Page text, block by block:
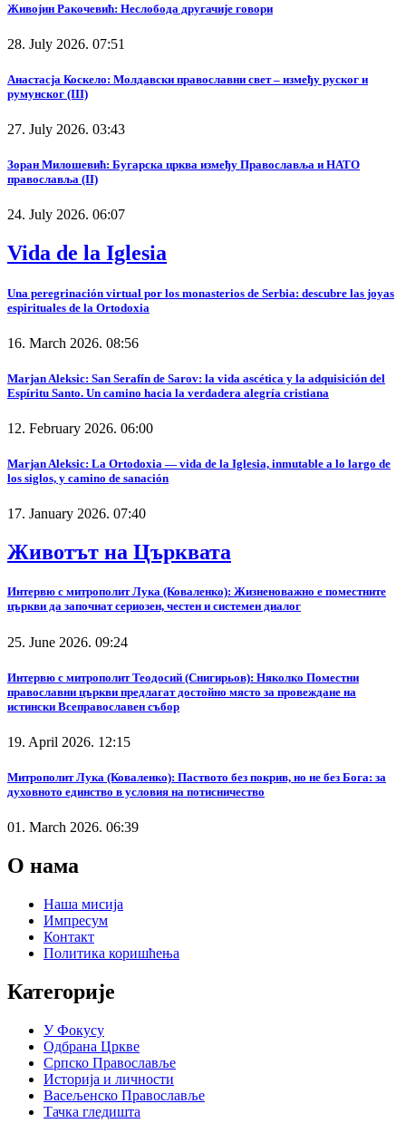
Живојин Ракочевић: Неслобода другачије говори
28. July 2026. 07:51
Анастасја Коскело: Молдавски православни свет – између руског и
румунског (III)
27. July 2026. 03:43
Зоран Милошевић: Бугарска црква између Православља и НАТО
православља (II)
24. July 2026. 06:07
Vida de la Iglesia
Una peregrinación virtual por los monasterios de Serbia: descubre las joyas
espirituales de la Ortodoxia
16. March 2026. 08:56
Marjan Aleksic: San Serafín de Sarov: la vida ascética y la adquisición del
Espíritu Santo. Un camino hacia la verdadera alegría cristiana
12. February 2026. 06:00
Marjan Aleksic: La Ortodoxia — vida de la Iglesia, inmutable a lo largo de
los siglos, y camino de sanación
17. January 2026. 07:40
Животът на Църквата
Интервю с митрополит Лука (Коваленко): Жизненоважно е поместните
църкви да започнат сериозен, честен и системен диалог
25. June 2026. 09:24
Интервю с митрополит Теодосий (Снигирьов): Няколко Поместни
православни църкви предлагат достойно място за провеждане на
истински Всеправославен събор
19. April 2026. 12:15
Митрополит Лука (Коваленко): Паството без покрив, но не без Бога: за
духовното единство в условия на потисничество
01. March 2026. 06:39
О нама
Наша мисија
Импресум
Контакт
Политика коришћења
Категорије
У Фокусу
Одбрана Цркве
Српско Православље
Историја и личности
Васељенско Православље
Тачка гледишта